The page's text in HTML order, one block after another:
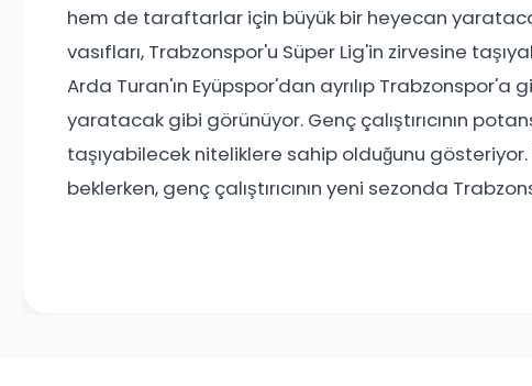
hem de taraftarlar için büyük bir heyecan
vasıfları, Trabzonspor'u Süper Lig'in zirvesine
Arda Turan'ın Eyüpspor'dan ayrılıp
yaratacak gibi görünüyor. Genç çalıştırıcının
taşıyabilecek niteliklere sahip olduğunu
beklerken, genç çalıştırıcının yeni sezonda